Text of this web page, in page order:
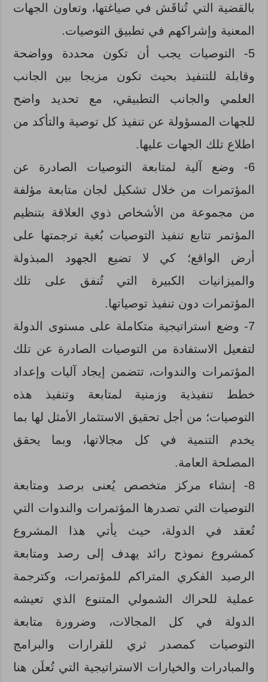
بالقضية التي تُناقَش في صياغتها، وتعاون الجهات
المعنية وإشراكهم في تطبيق التوصيات.
5- التوصيات يجب أن تكون محددة وواضحة
وقابلة للتنفيذ بحيث تكون مزيجا بين الجانب
العلمي والجانب التطبيقي، مع تحديد واضح
للجهات المسؤولة عن تنفيذ كل توصية والتأكد من
اطلاع تلك الجهات عليها.
6- وضع آلية لمتابعة التوصيات الصادرة عن
المؤتمرات من خلال تشكيل لجان متابعة مؤلفة
من مجموعة من الأشخاص ذوي العلاقة بتنظيم
المؤتمر تتابع تنفيذ التوصيات بُغية ترجمتها على
أرض الواقع؛ كي لا تضيع الجهود المبذولة
والميزانيات الكبيرة التي تُنفق على تلك
المؤتمرات دون تنفيذ توصياتها.
7- وضع استراتيجية متكاملة على مستوى الدولة
لتفعيل الاستفادة من التوصيات الصادرة عن تلك
المؤتمرات والندوات، تتضمن إيجاد آليات وإعداد
خطط تنفيذية وزمنية لمتابعة وتنفيذ هذه
التوصيات؛ من أجل تحقيق الاستثمار الأمثل لها بما
يخدم التنمية في كل مجالاتها، وبما يحقق
المصلحة العامة.
8- إنشاء مركز متخصص يُعنى برصد ومتابعة
التوصيات التي تصدرها المؤتمرات والندوات التي
تُعقد في الدولة، حيث يأتي هذا المشروع
كمشروع نموذج رائد يهدف إلى رصد ومتابعة
الرصيد الفكري المتراكم للمؤتمرات، وكترجمة
عملية للحراك الشمولي المتنوع الذي تعيشه
الدولة في كل المجالات، وضرورة متابعة
التوصيات كمصدر ثري للقرارات والبرامج
والمبادرات والخيارات الاستراتيجية التي تُعلَن هنا